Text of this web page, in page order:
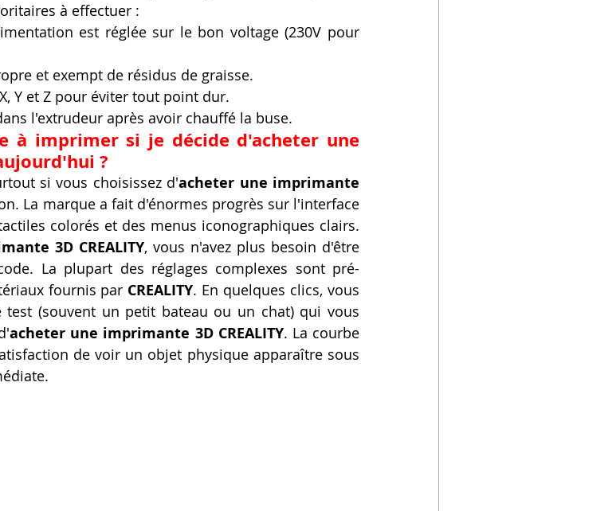
à effectuer :
est réglée sur le bon voltage (230V pour
et exempt de résidus de graisse.
Y et Z pour éviter tout point dur.
l'extrudeur après avoir chauffé la buse.
à imprimer si je décide d'acheter une
?
si vous choisissez d'acheter une imprimante
La marque a fait d'énormes progrès sur l'interface
colorés et des menus iconographiques clairs.
3D CREALITY, vous n'avez plus besoin d'être
La plupart des réglages complexes sont pré-
fournis par CREALITY. En quelques clics, vous
test (souvent un petit bateau ou un chat) qui vous
acheter une imprimante 3D CREALITY. La courbe
de voir un objet physique apparaître sous